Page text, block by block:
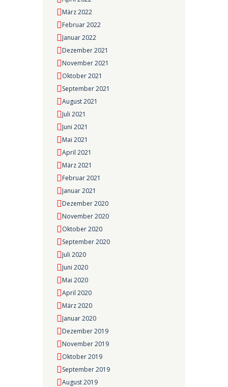
März 2022
Februar 2022
Januar 2022
Dezember 2021
November 2021
Oktober 2021
September 2021
August 2021
Juli 2021
Juni 2021
Mai 2021
April 2021
März 2021
Februar 2021
Januar 2021
Dezember 2020
November 2020
Oktober 2020
September 2020
Juli 2020
Juni 2020
Mai 2020
April 2020
März 2020
Januar 2020
Dezember 2019
November 2019
Oktober 2019
September 2019
August 2019